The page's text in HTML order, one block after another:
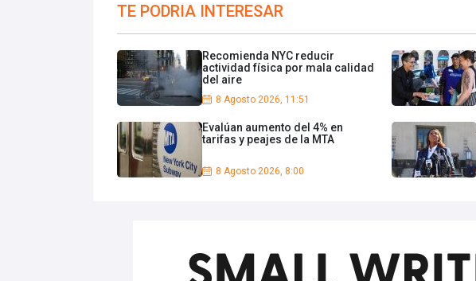
TE PODRIA INTERESAR
Recomienda NYC reducir
actividad física por mala calidad
del aire
8 Agosto 2026, 11:51
Evalúan aumento del 4% en
tarifas y peajes de la MTA
8 Agosto 2026, 8:00